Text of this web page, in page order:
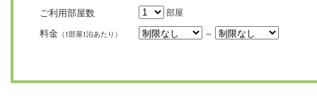
ご利用部屋数 部屋
料金 （1部屋1泊あたり） ～